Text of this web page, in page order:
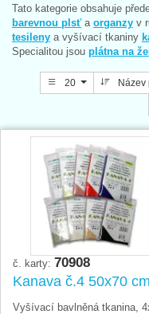
Tato kategorie obsahuje
barevnou plsťa organzy v
tesileny a vyšívací tkaniny
Specialitou jsou plátna na
20 Název
č. karty: 70908
Kanava č.4 50x70 cm
Vyšívací bavlněná tkanina,